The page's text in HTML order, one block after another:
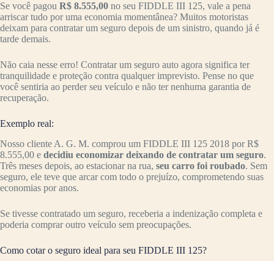
Se você pagou R$ 8.555,00 no seu FIDDLE III 125, vale a pena
arriscar tudo por uma economia momentânea? Muitos motoristas
deixam para contratar um seguro depois de um sinistro, quando já é
tarde demais.
Não caia nesse erro! Contratar um seguro auto agora significa ter
tranquilidade e proteção contra qualquer imprevisto. Pense no que
você sentiria ao perder seu veículo e não ter nenhuma garantia de
recuperação.
Exemplo real:
Nosso cliente A. G. M. comprou um FIDDLE III 125 2018 por R$
8.555,00 e decidiu economizar deixando de contratar um seguro.
Três meses depois, ao estacionar na rua, seu carro foi roubado. Sem
seguro, ele teve que arcar com todo o prejuízo, comprometendo suas
economias por anos.
Se tivesse contratado um seguro, receberia a indenização completa e
poderia comprar outro veículo sem preocupações.
Como cotar o seguro ideal para seu FIDDLE III 125?